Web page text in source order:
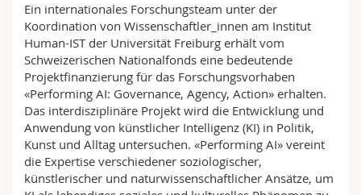
Ein internationales Forschungsteam unter der
Koordination von Wissenschaftler_innen am Institut
Human-IST der Universität Freiburg erhält vom
Schweizerischen Nationalfonds eine bedeutende
Projektfinanzierung für das Forschungsvorhaben
«Performing AI: Governance, Agency, Action» erhalten.
Das interdisziplinäre Projekt wird die Entwicklung und
Anwendung von künstlicher Intelligenz (KI) in Politik,
Kunst und Alltag untersuchen. «Performing AI» vereint
die Expertise verschiedener soziologischer,
künstlerischer und naturwissenschaftlicher Ansätze, um